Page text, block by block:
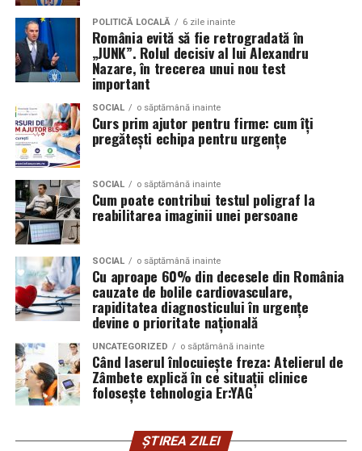
Proce­dul AREC se diferenţiază de alte metode de
inhalare sau salinoterapie prin:
Sarea nu provine din simple blocuri de sare sau
pereţi salini; nu este doar efect decorativ sau
wellness. În AREC, atmosfera este creată cu
particule fine de sare, încărcate electric.
Spre deosebire de salinele artificiale care folosesc
vaporizatoare sau aerosoli umedi, procedeele
convenţionale nu garantează pătrunderea
particulelor mici în bronhii și nu oferă stabilitate a
microclimei.
Dispozitivele de suflare (cum ar fi ventilatoare /
generatoare de aerosol) pot produce particule mari
sau variaţii în concentrația de sare, ceea ce reduce
eficiența. AREC evită aceste probleme.
Pentru cine este utilă terapia
Respysal?
Procedeul AREC este recomandat pentru:
POLITICĂ LOCALĂ 6 zile inainte
România evită să fie retrogradată în
„JUNK”. Rolul decisiv al lui Alexandru
Nazare, în trecerea unui nou test
important
SOCIAL o săptămână inainte
Curs prim ajutor pentru firme: cum îți
pregătești echipa pentru urgențe
SOCIAL o săptămână inainte
Cum poate contribui testul poligraf la
reabilitarea imaginii unei persoane
SOCIAL o săptămână inainte
Cu aproape 60% din decesele din România
cauzate de bolile cardiovasculare,
rapiditatea diagnosticului în urgențe
devine o prioritate națională
UNCATEGORIZED o săptămână inainte
Când laserul înlocuiește freza: Atelierul de
Zâmbete explică în ce situații clinice
folosește tehnologia Er:YAG
ȘTIREA ZILEI